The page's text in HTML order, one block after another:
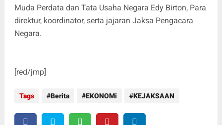
Muda Perdata dan Tata Usaha Negara Edy Birton, Para
direktur, koordinator, serta jajaran Jaksa Pengacara
Negara.
[red/jmp]
Tags Berita EKONOMi KEJAKSAAN